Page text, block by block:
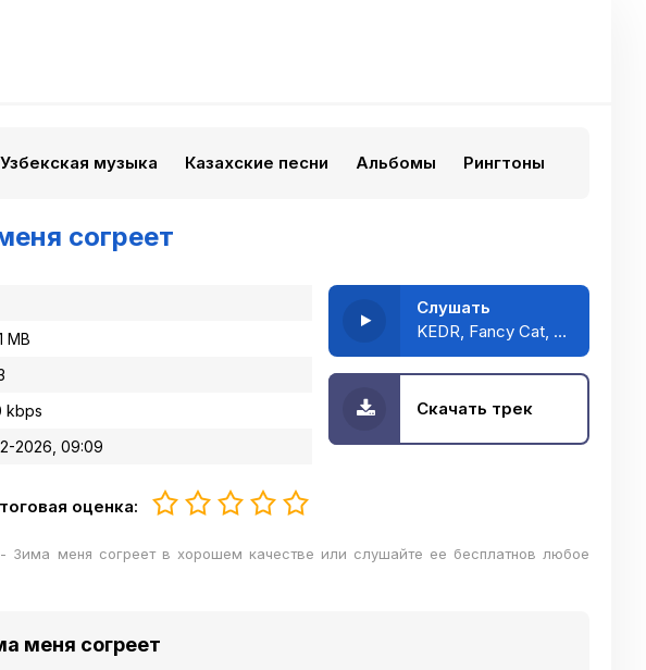
Узбекская музыка Казахские песни Альбомы Рингтоны
согреет
MB
kbps
2026, 09:09
оценка:
Слушать
KEDR, Fancy Cat, A93 - Зима меня согреет
Скачать трек
Зима меня согреет в хорошем качестве или слушайте ее бесплатнов любое
меня согреет